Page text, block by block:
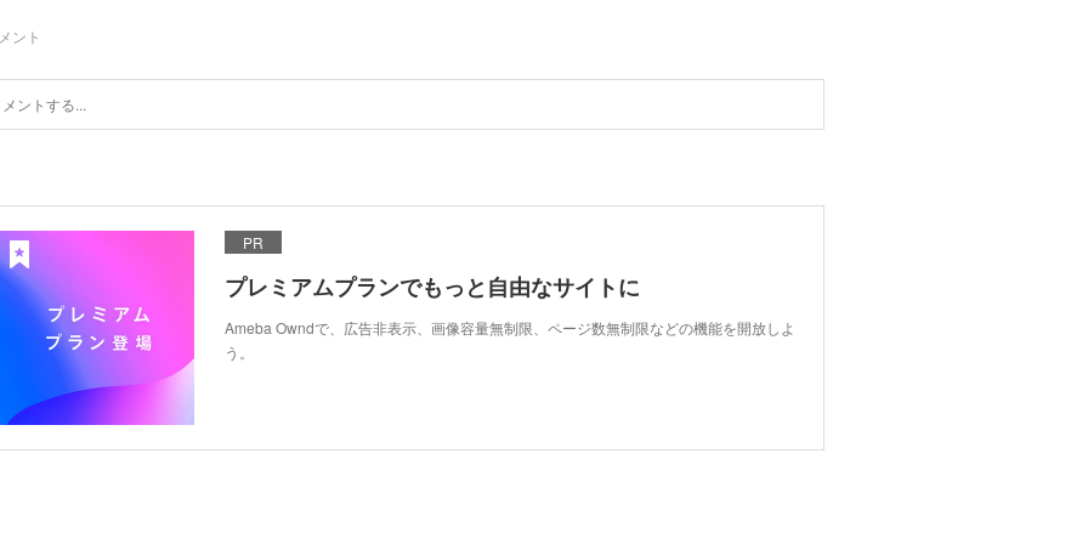
ント
PR
プレミアムプランでもっと自由なサイトに
Ameba Owndで、広告非表示、画像容量無制限、ページ数無制限などの機能を開放しよ
う。